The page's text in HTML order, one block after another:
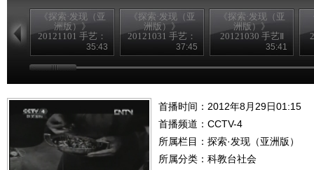
《探索·发现（亚
洲版）》
20121101 手艺：
乌铜走银35:43
《探索·发现（亚
洲版）》
20121031 手艺：
千年木偶37:45
《探索·发现（亚
洲版）》
20121030 手艺Ⅱ
——花丝镶嵌
35:41
首播时间：2012年8月29日01:15
首播频道： CCTV-4
所属栏目： 探索·发现（亚洲版）
所属分类：科教台社会